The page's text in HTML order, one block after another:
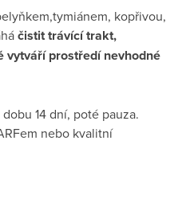
tymiánem, kopřivou,
čistit trávící trakt,
vytváří prostředí nevhodné
14 dní, poté pauza.
nebo kvalitní